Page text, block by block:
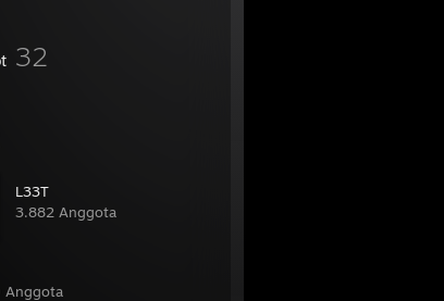
32
L33T
3.882 Anggota
Anggota